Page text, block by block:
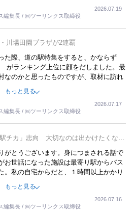
編集長 / ㈱ツーリンクス取締役
2026.07.19
川場田園プラザが2連覇
た際、道の駅特集をすると、かならず
がランキング上位に顔をだしました。最
のかと思ったものですが、取材に訪れ
したら、興味深い話が次々が飛び出しま
でも思い出すことが２つあります。一つ
ランドを見学させ、サービス業、接客業
ることです。 もう一つは1800円もする
するにあたり、社内に懸念もあったそう
都内ナンバーの高級外車が停まっている
売れると確信したそうです。今回の記
もっと見る
編集長 / ㈱ツーリンクス取締役
2026.07.17
チカ」志向 大切なのは出かけたくなる
とうございます。身につまされる話で
お世話になった施設は最寄り駅からバス
。私の自宅からだと、１時間以上かかり
という理由で、その施設を選択したので
日仕事ででした。シニアの住まい選び
をする家族の足の便も考えない外池ない
もっと見る
編集長 / ㈱ツーリンクス取締役
2026.07.16